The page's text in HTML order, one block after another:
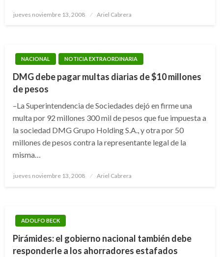
Publicado
jueves noviembre 13, 2008 Ariel Cabrera
NACIONAL NOTICIA EXTRAORDINARIA
DMG debe pagar multas diarias de $10 millones
de pesos
–La Superintendencia de Sociedades dejó en firme una
multa por 92 millones 300 mil de pesos que fue impuesta a
la sociedad DMG Grupo Holding S.A., y otra por 50
millones de pesos contra la representante legal de la
misma…
Publicado
jueves noviembre 13, 2008 Ariel Cabrera
ADOLFO BECK
Pirámides: el gobierno nacional también debe
responderle a los ahorradores estafados